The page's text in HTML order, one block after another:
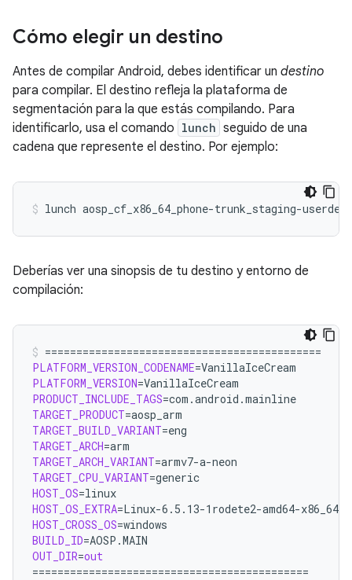
Cómo elegir un destino
Antes de compilar Android, debes identificar un destino
para compilar. El destino refleja la plataforma de
segmentación para la que estás compilando. Para
identificarlo, usa el comando lunch seguido de una
cadena que represente el destino. Por ejemplo:
lunch aosp_cf_x86_64_phone-trunk_staging-
Deberías ver una sinopsis de tu destino y entorno de
compilación:
============================================
PLATFORM_VERSION_CODENAME=
PLATFORM_VERSION=
PRODUCT_INCLUDE_TAGS=
TARGET_PRODUCT=
TARGET_BUILD_VARIANT=
TARGET_ARCH=
TARGET_ARCH_VARIANT=
TARGET_CPU_VARIANT=
HOST_OS=
HOST_OS_EXTRA=
HOST_CROSS_OS=
BUILD_ID=
OUT_DIR=out
============================================